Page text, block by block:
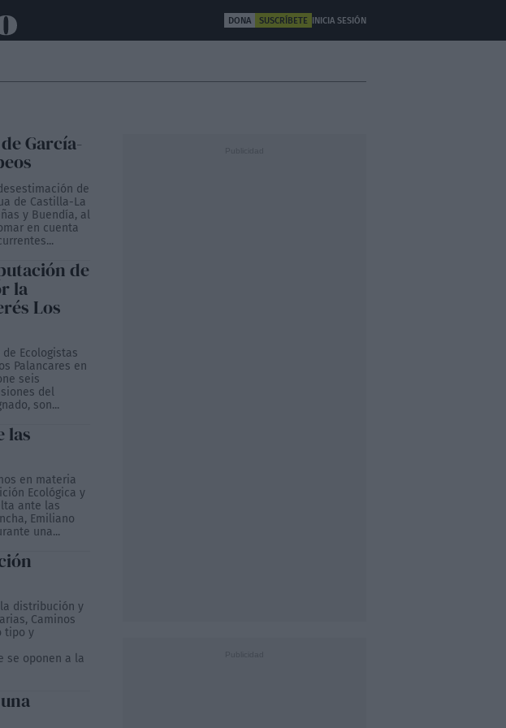
ECONOMÍA CULTURA OTROS
DONA SUSCRÍBETE INICIA SESIÓN
García-
de
de Castilla-La
y Buendía, al
en cuenta
de
la
Los
Ecologistas
Palancares en
seis
del
son...
las
en materia
Ecológica y
ante las
Emiliano
una...
distribución y
Caminos
tipo y
se oponen a la